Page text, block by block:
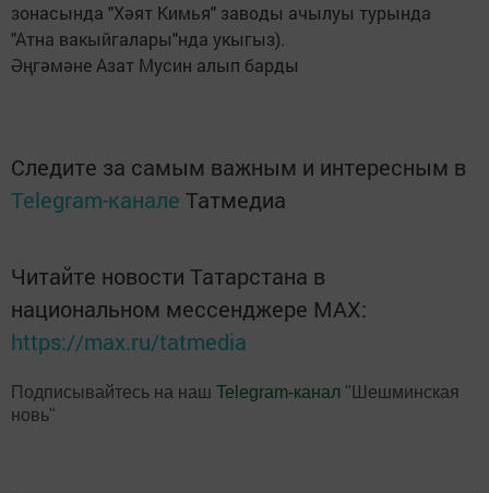
зонасында "Хәят Кимья" заводы ачылуы турында
"Атна вакыйгалары"нда укыгыз).
Әңгәмәне Азат Мусин алып барды
Следите за самым важным и интересным в
Telegram-канале Татмедиа
Читайте новости Татарстана в
национальном мессенджере MАХ:
https://max.ru/tatmedia
Подписывайтесь на наш Telegram-канал "Шешминская
новь"